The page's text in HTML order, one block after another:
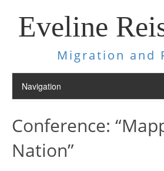
Eveline
Migration and
Conference:
Nation”